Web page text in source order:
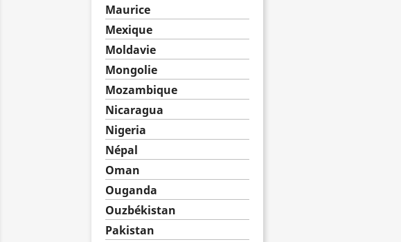
Maurice
Mexique
Moldavie
Mongolie
Mozambique
Nicaragua
Nigeria
Népal
Oman
Ouganda
Ouzbékistan
Pakistan